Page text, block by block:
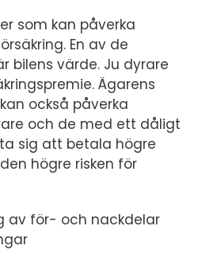
som kan påverka
En av de
bilens värde. Ju dyrare
Ägarens
också påverka
och de med ett dåligt
sig att betala högre
högre risken för
av för- och nackdelar